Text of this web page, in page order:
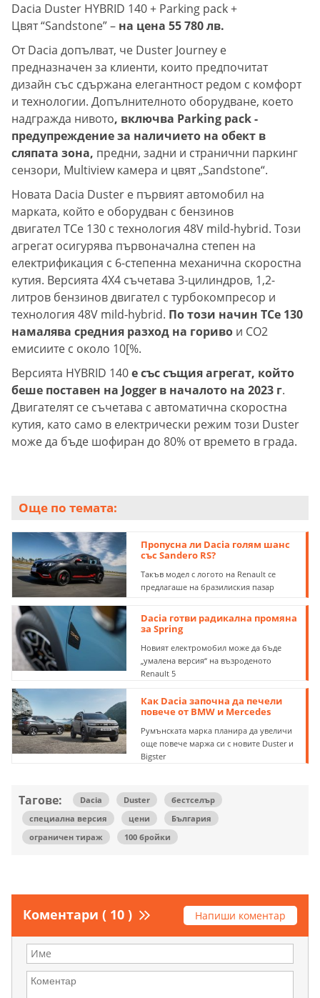
Dacia Duster HYBRID 140 + Parking pack +
Цвят “Sandstone” – на цена 55 780 лв.
От Dacia допълват, че Duster Journey е
предназначен за клиенти, които предпочитат
дизайн със сдържана елегантност редом с комфорт
и технологии. Допълнителното оборудване, което
надгражда нивото, включва Parking pack -
предупреждение за наличието на обект в
сляпата зона, предни, задни и странични паркинг
сензори, Multiview камера и цвят „Sandstone“.
Новата Dacia Duster е първият автомобил на
марката, който е оборудван с бензинов
двигател TCe 130 с технология 48V mild-hybrid. Този
агрегат осигурява първоначална степен на
електрификация с 6-степенна механична скоростна
кутия. Версията 4X4 съчетава 3-цилиндров, 1,2-
литров бензинов двигател с турбокомпресор и
технология 48V mild-hybrid. По този начин TCe 130
намалява средния разход на гориво и CO2
емисиите с около 10[%.
Версията HYBRID 140е със същия агрегат, който
беше поставен на Jogger в началото на 2023 г.
Двигателят се съчетава с автоматична скоростна
кутия, като само в електрически режим този Duster
може да бъде шофиран до 80% от времето в града.
Още по темата:
Пропусна ли Dacia голям шанс
със Sandero RS?
Такъв модел с логото на Renault се
предлагаше на бразилиския пазар
Dacia готви радикална промяна
за Spring
Новият електромобил може да бъде
„умалена версия“ на възроденото
Renault 5
Как Dacia започна да печели
повече от BMW и Mercedes
Румънската марка планира да увеличи
още повече маржа си с новите Duster и
Bigster
Тагове: Dacia Duster
бестселър
специална версия
цени
България
ограничен тираж
100 бройки
Коментари ( 10 ) Напиши коментар